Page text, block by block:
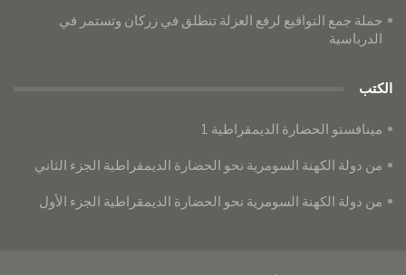
حملة جمع التواقيع لرفع العزلة تنطلق في زركان وتستمر في
الدرباسية
الكتب
مينافستو الحضارة الديمقراطية 1
من دولة الكهنة السومرية نحو الحضارة الديمقراطية الجزء الثاني
من دولة الكهنة السومرية نحو الحضارة الديمقراطية الجزء الأول